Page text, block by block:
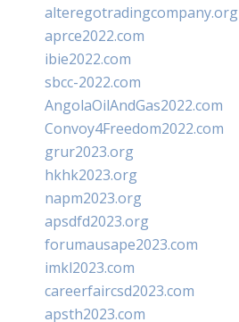
alteregotradingcompany.org
aprce2022.com
ibie2022.com
sbcc-2022.com
AngolaOilAndGas2022.com
Convoy4Freedom2022.com
grur2023.org
hkhk2023.org
napm2023.org
apsdfd2023.org
forumausape2023.com
imkl2023.com
careerfaircsd2023.com
apsth2023.com